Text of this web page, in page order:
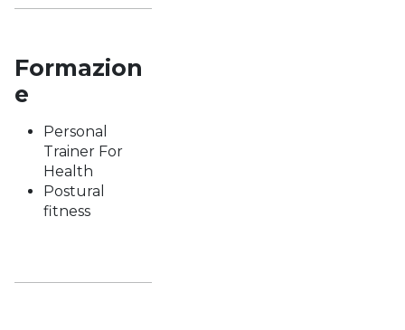
Formazion
e
Personal
Trainer For
Health
Postural
fitness